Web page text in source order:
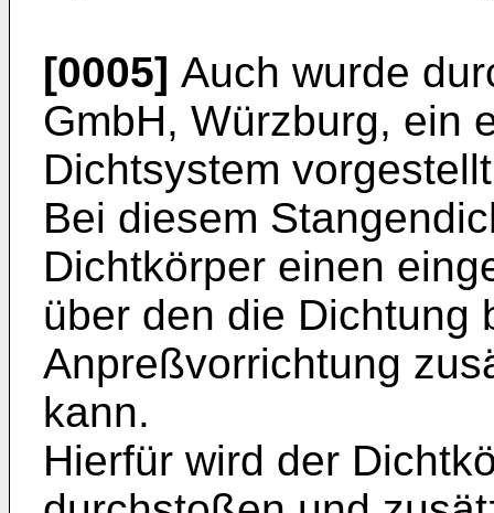
[0005] Auch wurde
GmbH, Würzburg, ein
Dichtsystem
Bei diesem
Dichtkörper einen
über den die Dichtung
Anpreßvorrichtung
kann.
Hierfür wird der